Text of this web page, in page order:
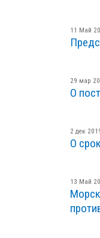
11 Май
29 мар
О
2 дек
О
13 Май